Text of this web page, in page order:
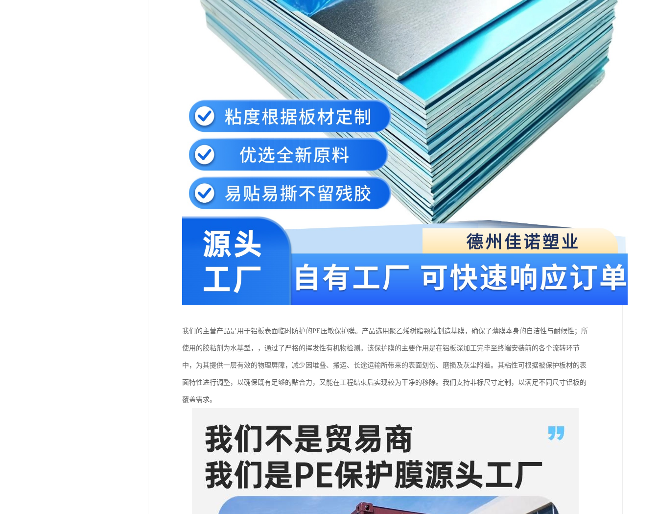
我们的主营产品是用于铝板表面临时防护的PE压敏保护膜。产品选用聚乙烯树脂颗粒制造基膜，确保了薄膜本身的自洁性与耐候性；所
使用的胶粘剂为水基型，，通过了严格的挥发性有机物检测。该保护膜的主要作用是在铝板深加工完毕至终端安装前的各个流转环节
中，为其提供一层有效的物理屏障，减少因堆叠、搬运、长途运输所带来的表面划伤、磨损及灰尘附着。其粘性可根据被保护板材的表
面特性进行调整，以确保既有足够的贴合力，又能在工程结束后实现较为干净的移除。我们支持非标尺寸定制，以满足不同尺寸铝板的
覆盖需求。